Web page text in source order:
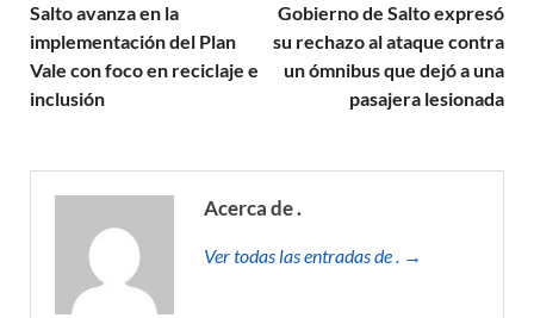
Salto avanza en la
implementación del Plan
Vale con foco en reciclaje e
inclusión
Gobierno de Salto expresó
su rechazo al ataque contra
un ómnibus que dejó a una
pasajera lesionada
Acerca de .
Ver todas las entradas de . →